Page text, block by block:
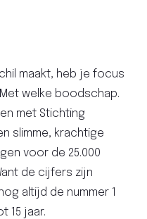
maakt, heb je focus
welke boodschap.
met Stichting
slimme, krachtige
voor de 25.000
de cijfers zijn
altijd de nummer 1
15 jaar.